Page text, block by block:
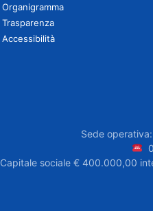
Organigramma
Trasparenza
Accessibilità
Sede
Capitale sociale € 400.000,00